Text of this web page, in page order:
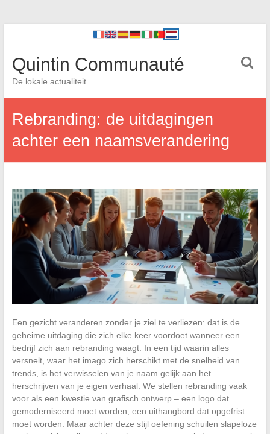
Quintin Communauté
De lokale actualiteit
Rebranding: de uitdagingen
achter een naamsverandering
Een gezicht veranderen zonder je ziel te verliezen: dat is de
geheime uitdaging die zich elke keer voordoet wanneer een
bedrijf zich aan rebranding waagt. In een tijd waarin alles
versnelt, waar het imago zich herschikt met de snelheid van
trends, is het verwisselen van je naam gelijk aan het
herschrijven van je eigen verhaal. We stellen rebranding vaak
voor als een kwestie van grafisch ontwerp – een logo dat
gemoderniseerd moet worden, een uithangbord dat opgefrist
moet worden. Maar achter deze stijl oefening schuilen slapeloze